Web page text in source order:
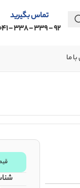
تماس بگیرید
92 - 339 - 338 - 041
ما